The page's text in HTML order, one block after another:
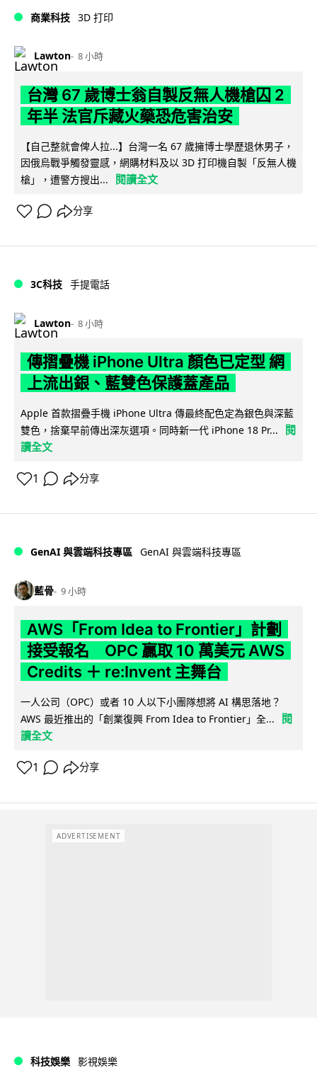
商業科技 3D 打印
Lawton 8 小時
台灣 67 歲博士翁自製反無人機槍囚 2
年半 法官斥藏火藥恐危害治安
【自己整就會俾人拉...】台灣一名 67 歲擁博士學歷退休男子，
因俄烏戰爭觸發靈感，網購材料及以 3D 打印機自製「反無人機
槍」，遭警方搜出...
閱讀全文
分享
3C科技 手提電話
Lawton 8 小時
傳摺疊機 iPhone Ultra 顏色已定型 網
上流出銀、藍雙色保護蓋產品
Apple 首款摺疊手機 iPhone Ultra 傳最終配色定為銀色與深藍
雙色，捨棄早前傳出深灰選項。同時新一代 iPhone 18 Pr...
閱
讀全文
1 分享
GenAI 與雲端科技專區 GenAI 與雲端科技專區
藍骨 9 小時
AWS「From Idea to Frontier」計劃
接受報名 OPC 贏取 10 萬美元 AWS
Credits ＋ re:Invent 主舞台
一人公司（OPC）或者 10 人以下小團隊想將 AI 構思落地？
AWS 最近推出的「創業復興 From Idea to Frontier」全...
閱
讀全文
1 分享
ADVERTISEMENT
科技娛樂 影視娛樂